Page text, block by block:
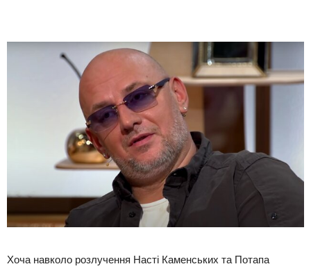
Хоча навколо розлучення Насті Каменських та Потапа